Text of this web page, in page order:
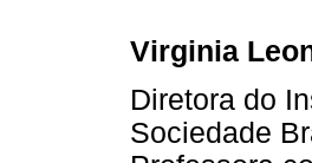
Virginia
Diretora do
Sociedade